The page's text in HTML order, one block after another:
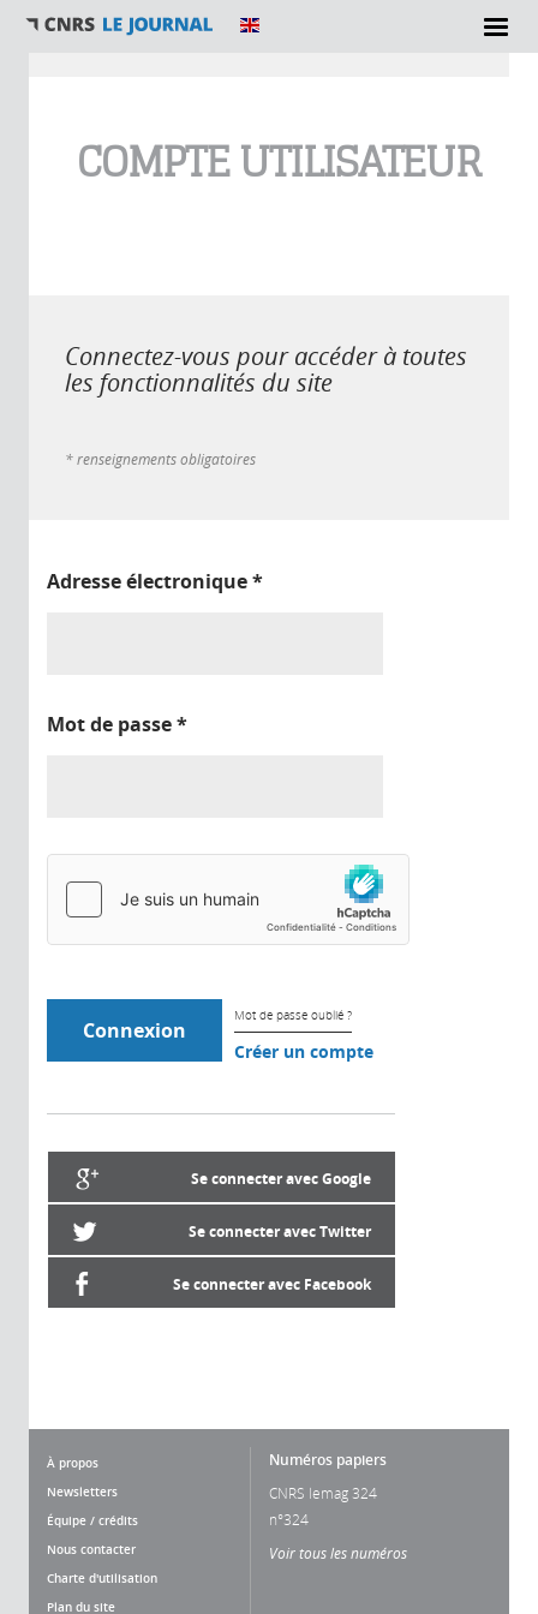
COMPTE UTILISATEUR
Connectez-vous pour accéder à toutes
les fonctionnalités du site
* renseignements obligatoires
Adresse électronique*
Mot de passe*
Mot de passe oublié ?
Créer un compte
Se connecter avec Google
Se connecter avec Twitter
Se connecter avec Facebook
À propos
Newsletters
Équipe / crédits
Nous contacter
Charte d'utilisation
Plan du site
Numéros papiers
CNRS lemag 324
n°324
Voir tous les numéros